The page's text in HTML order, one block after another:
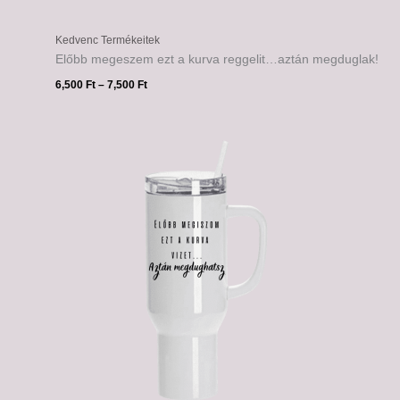
Kedvenc Termékeitek
Előbb megeszem ezt a kurva reggelit…aztán megduglak!
6,500Ft – 7,500Ft